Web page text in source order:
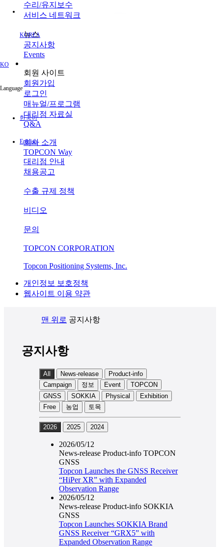
수리/유지보수
서비스 네트워크
뉴스
공지사항
Events
회원 사이트
회원가입
로그인
매뉴얼/프로그램
대리점 자료실
Q&A
회사 소개
TOPCON Way
대리점 안내
채용공고
수출 규제 정책
비디오
문의
TOPCON CORPORATION
Topcon Positioning Systems, Inc.
개인정보 보호정책
웹사이트 이용 약관
THAILAND
맨 위로 공지사항
공지사항
All News-release
Product-info
Campaign
정보 Event
TOPCON
GNSS
SOKKIA Physical
Exhibition
Free
농업 토목
2026 2025 2024
2026/05/12
News-release Product-info TOPCON
GNSS
Topcon Launches the GNSS Receiver
“HiPer XR” with Expanded
Observation Range
2026/05/12
News-release Product-info SOKKIA
GNSS
Topcon Launches SOKKIA Brand
GNSS Receiver “GRX5” with
Expanded Observation Range